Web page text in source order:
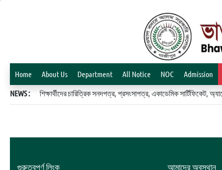
Home About Us Department All Notice NOC Admission
NEWS : শিক্ষার্থীদের চারিত্রিক সনদপত্র, প্রসংসাপত্র, একাডেমিক
গুরুত্বপূর্ণ লিংক আমাদের অবস্থান